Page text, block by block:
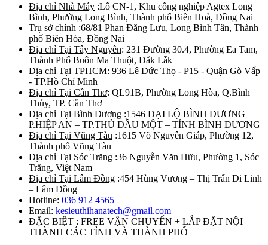
Địa chỉ Nhà Máy :Lô CN-1, Khu công nghiệp Agtex Long
Bình, Phường Long Bình, Thành phố Biên Hoà, Đồng Nai
Trụ sở chính :68/81 Phan Đăng Lưu, Long Bình Tân, Thành
phố Biên Hòa, Đồng Nai
Địa chỉ Tại Tây Nguyên: 231 Đường 30.4, Phường Ea Tam,
Thành Phố Buôn Ma Thuột, Đắk Lắk
Địa chỉ Tại TPHCM: 936 Lê Đức Thọ - P15 - Quận Gò Vấp
- TP.Hồ Chí Minh
Địa chỉ Tại Cần Thơ: QL91B, Phường Long Hòa, Q.Bình
Thủy, TP. Cần Thơ
Địa chỉ Tại Bình Dương :1546 ĐẠI LỘ BÌNH DƯƠNG –
P.HIỆP AN – TP.THỦ DẦU MỘT – TỈNH BÌNH DƯƠNG
Địa chỉ Tại Vũng Tàu :1615 Võ Nguyên Giáp, Phường 12,
Thành phố Vũng Tàu
Địa chỉ Tại Sóc Trăng :36 Nguyễn Văn Hữu, Phường 1, Sóc
Trăng, Việt Nam
Địa chỉ Tại Lâm Đồng :454 Hùng Vương – Thị Trấn Di Linh
– Lâm Đồng
Hotline: 036 912 4565
Email: kesieuthihanatech@gmail.com
ĐẶC BIỆT : FREE VẬN CHUYỂN + LẮP ĐẶT NỘI
THÀNH CÁC TỈNH VÀ THÀNH PHỐ